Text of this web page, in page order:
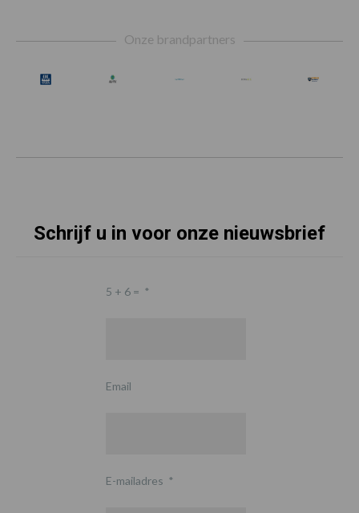
Onze brandpartners
Schrijf u in voor onze nieuwsbrief
5 + 6 = *
Email
E-mailadres *